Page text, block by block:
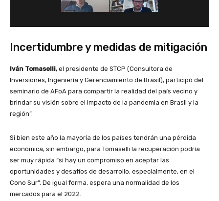
Incertidumbre y medidas de mitigación
Iván Tomaselli,el presidente de STCP (Consultora de
Inversiones, Ingeniería y Gerenciamiento de Brasil), participó del
seminario de AFoA para compartir la realidad del país vecino y
brindar su visión sobre el impacto de la pandemia en Brasil y la
región”.
Si bien este año la mayoría de los países tendrán una pérdida
económica, sin embargo, para Tomaselli la recuperación podría
ser muy rápida “si hay un compromiso en aceptar las
oportunidades y desafíos de desarrollo, especialmente, en el
Cono Sur”. De igual forma, espera una normalidad de los
mercados para el 2022.